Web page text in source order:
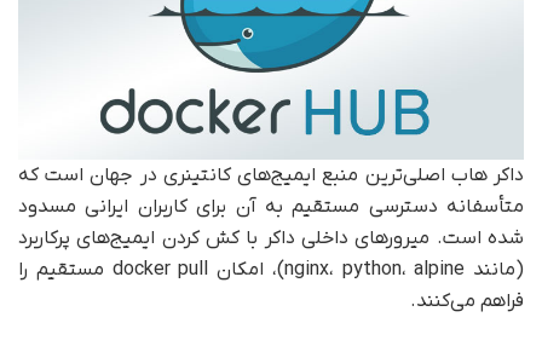
داکر هاب اصلی‌ترین منبع ایمیج‌های کانتینری در جهان است که
متأسفانه دسترسی مستقیم به آن برای کاربران ایرانی مسدود
شده است. میرورهای داخلی داکر با کش کردن ایمیج‌های پرکاربرد
(مانند nginx، python، alpine)، امکان docker pull مستقیم را
فراهم می‌کنند.